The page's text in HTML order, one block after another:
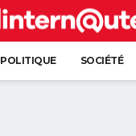
POLITIQUE SOCIÉTÉ